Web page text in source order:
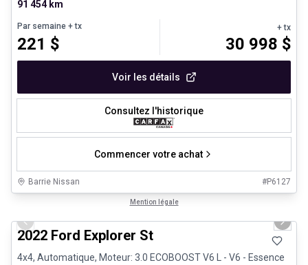
91 454 km
Par semaine + tx
221 $
+ tx
30 998 $
Voir les détails
Consultez l'historique
Commencer votre achat
Barrie Nissan #P6127
Mention légale
Previous slide Next
2022 Ford Explorer St
4x4, Automatique, Moteur: 3.0 ECOBOOST V6 L - V6 - Essence